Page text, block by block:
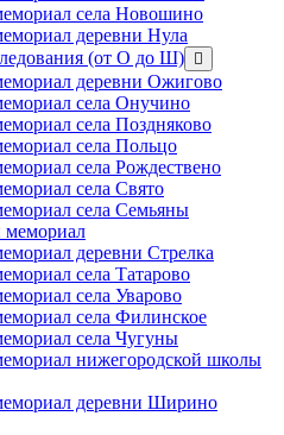
села Новошино
деревни Нула
(от О до Ш) открыть
меню
деревни Ожигово
села Онучино
села Поздняково
села Польцо
села Рождествено
села Свято
села Семьяны
мемориал
деревни Стрелка
села Татарово
села Уварово
села Филинское
села Чугуны
нижегородской школы
деревни Ширино